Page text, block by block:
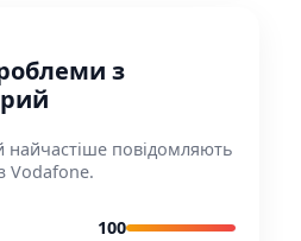
з
найчастіше повідомляють
Vodafone.
100